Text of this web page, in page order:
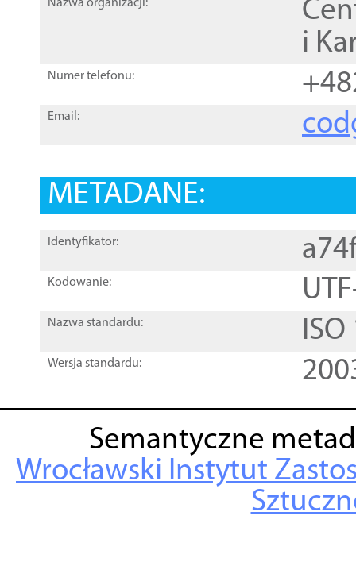
Nazwa organizacji:
i
Numer telefonu:
Email:
METADANE:
Identyfikator:
Kodowanie:
Nazwa standardu:
Wersja standardu:
Semantyczne
Wrocławski Instytut